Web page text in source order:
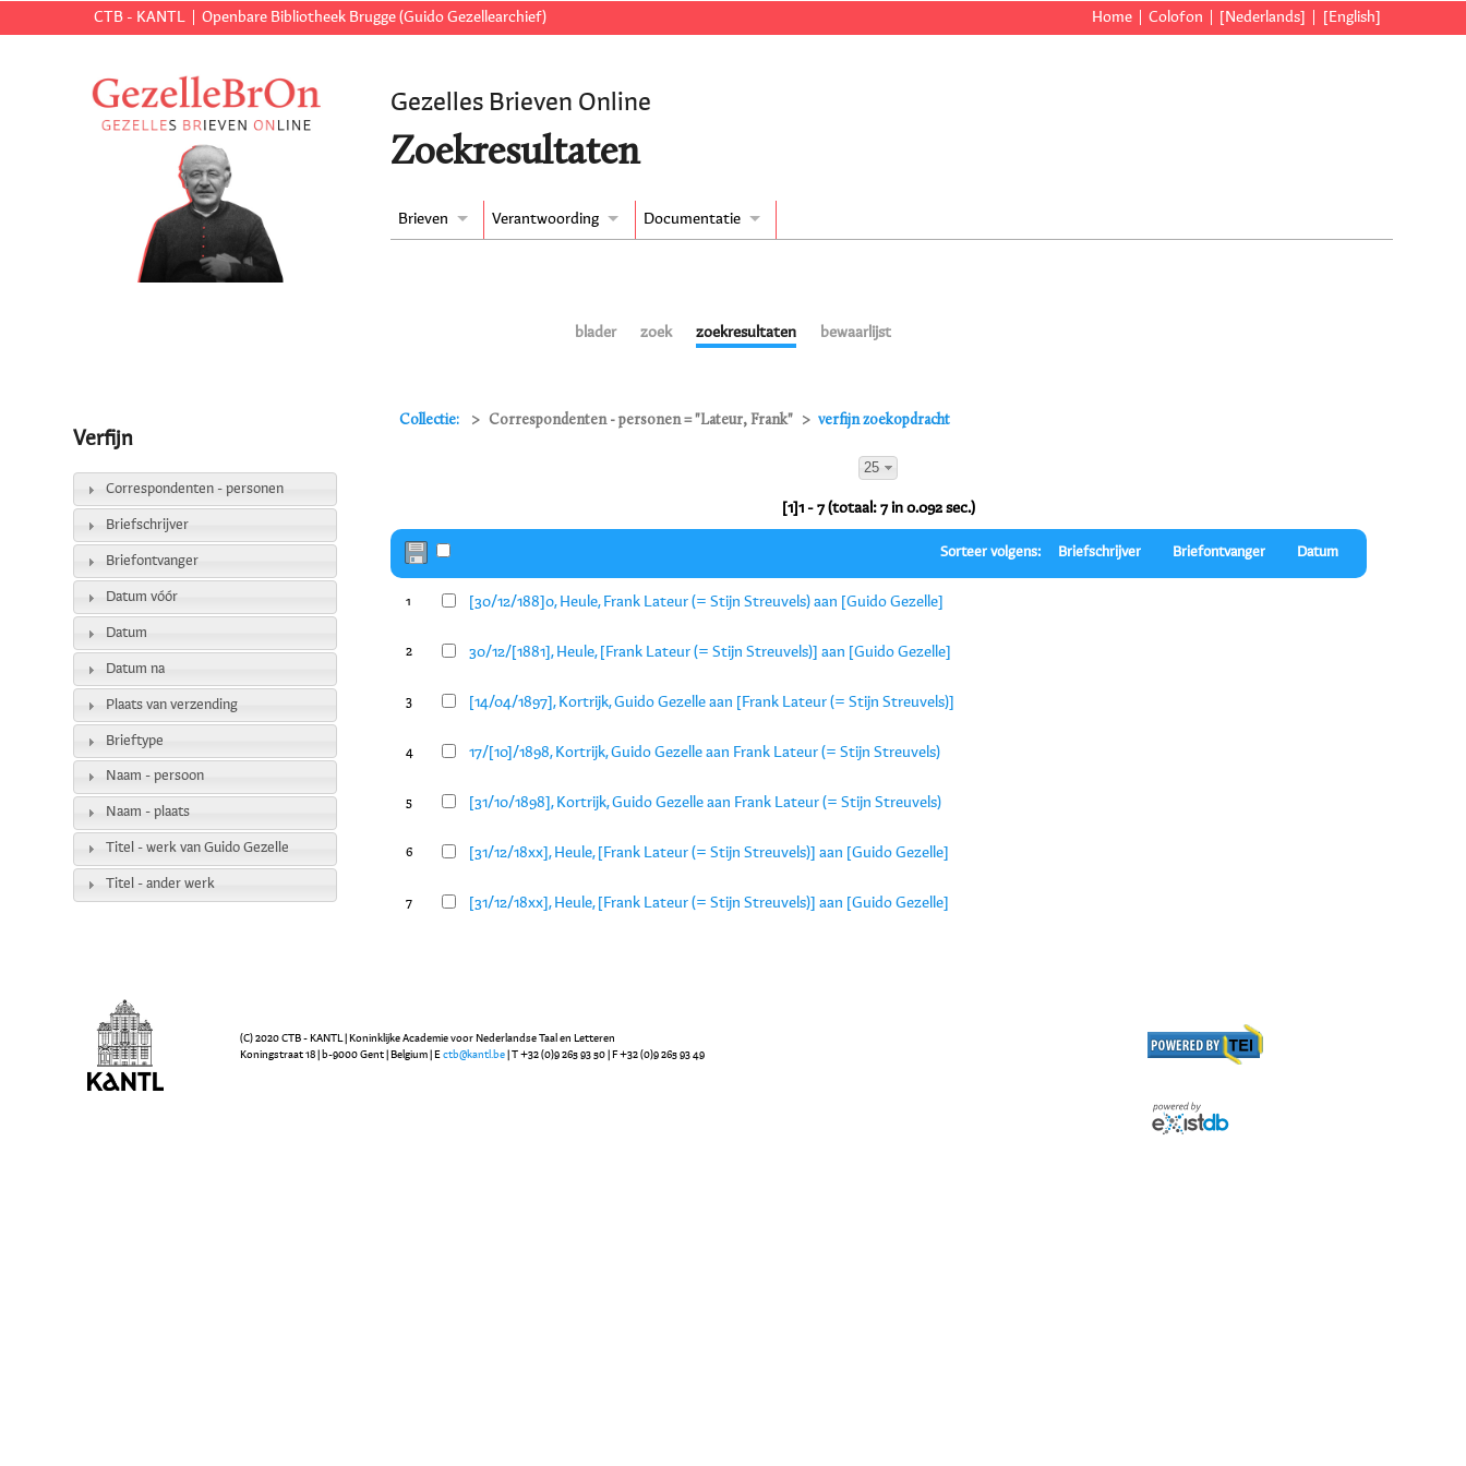
CTB - KANTL Openbare Bibliotheek Brugge (Guido Gezellearchief) Home Colofon [Nederlands] [English]
Gezelles Brieven Online
Zoekresultaten
Brieven Verantwoording Documentatie
blader zoek zoekresultaten bewaarlijst
Collectie: Correspondenten - personen = "Lateur, Frank" verfijn zoekopdracht
25
[1]1 - 7 (totaal: 7 in 0.092 sec.)
Sorteer volgens: Briefschrijver Briefontvanger Datum
1 [30/12/188]0, Heule, Frank Lateur (= Stijn Streuvels) aan [Guido Gezelle]
2 30/12/[1881], Heule, [Frank Lateur (= Stijn Streuvels)] aan [Guido Gezelle]
3 [14/04/1897], Kortrijk, Guido Gezelle aan [Frank Lateur (= Stijn Streuvels)]
4 17/[10]/1898, Kortrijk, Guido Gezelle aan Frank Lateur (= Stijn Streuvels)
5 [31/10/1898], Kortrijk, Guido Gezelle aan Frank Lateur (= Stijn Streuvels)
6 [31/12/18xx], Heule, [Frank Lateur (= Stijn Streuvels)] aan [Guido Gezelle]
7 [31/12/18xx], Heule, [Frank Lateur (= Stijn Streuvels)] aan [Guido Gezelle]
Verfijn
Correspondenten - personen
Briefschrijver
Briefontvanger
Datum vóór
Datum
Datum na
Plaats van verzending
Brieftype
Naam - persoon
Naam - plaats
Titel - werk van Guido Gezelle
Titel - ander werk
(C) 2020 CTB - KANTL | Koninklijke Academie voor Nederlandse Taal en Letteren
Koningstraat 18 | b-9000 Gent | Belgium | Ectb@kantl.be | T +32 (0)9 265 93 50 | F +32 (0)9 265 93 49